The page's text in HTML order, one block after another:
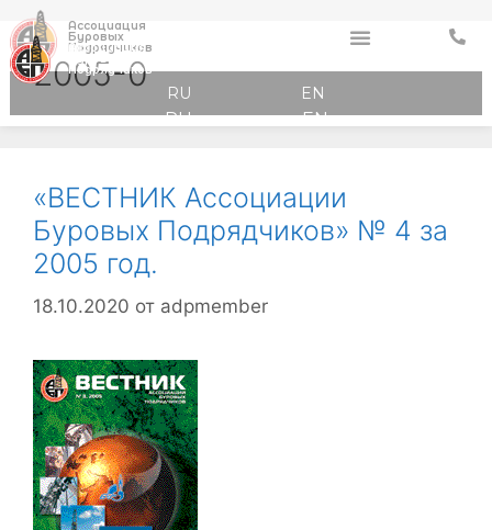
Ассоциация
Буровых
Подрядчиков
RU EN
Ассоциация
Буровых
Подрядчиков
RU EN
2005-0
«ВЕСТНИК Ассоциации
Буровых Подрядчиков» № 4 за
2005 год.
18.10.2020 от adpmember